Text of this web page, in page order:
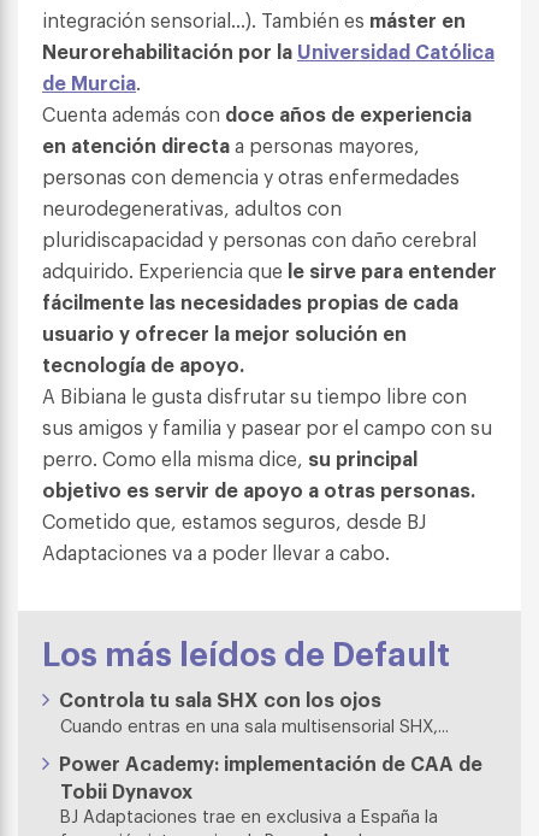
integración sensorial…). También es máster en
Neurorehabilitación por la Universidad Católica
de Murcia.
Cuenta además con doce años de experiencia
en atención directaa personas mayores,
personas con demencia y otras enfermedades
neurodegenerativas, adultos con
pluridiscapacidad y personas con daño cerebral
adquirido. Experiencia que le sirve para entender
fácilmente las necesidades propias de cada
usuario y ofrecer la mejor solución en
tecnología de apoyo.
A Bibiana le gusta disfrutar su tiempo libre con
sus amigos y familia y pasear por el campo con su
perro. Como ella misma dice, su principal
objetivo es servir de apoyo a otras personas.
Cometido que, estamos seguros, desde BJ
Adaptaciones va a poder llevar a cabo.
Los más leídos de Default
Controla tu sala SHX con los ojos
Cuando entras en una sala multisensorial SHX,...
Power Academy: implementación de CAA de
Tobii Dynavox
BJ Adaptaciones trae en exclusiva a España la